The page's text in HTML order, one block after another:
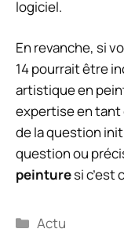
logiciel.
En revanche, si
14 pourrait être
artistique en
expertise en tant
de la question
question ou
peinturesi c’est
Catégories
Actu